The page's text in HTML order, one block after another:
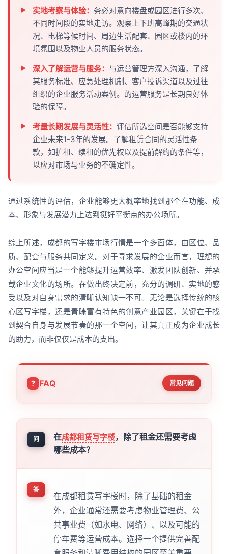
实地考察与体验： 务必对意向楼盘或园区进行多次、
不同时间段的实地走访。观察上下班高峰期的交通状
况、电梯等候时间、周边生活配套、园区或楼内的环
境氛围以及物业人员的服务状态。
深入了解运营与服务： 与运营管理方深入沟通，了解
其服务标准、应急处理机制、客户投诉渠道以及过往
组织的企业服务活动案例。的运营服务是长期良好体
验的保障。
考量长期发展与灵活性： 评估所选空间是否能够支持
企业未来1-3年的发展。了解租赁合同的灵活性条
款，如扩租、续租的优先权以及提前解约的条件等，
以应对市场与业务的不确定性。
通过系统性的评估，企业能够更大概率地找到那个在功能、成
本、形象与发展潜力上达到挺好平衡点的办公场所。
综上所述，成都的写字楼市场行情是一个多面体，由区位、品
质、配套与服务共同定义。对于寻求发展的企业而言，理想的
办公空间应当是一个能够提升运营效率、激发团队创新、并承
载企业文化的场所。在做出终决定前，充分的调研、实地的感
受以及对自身需求的清晰认知缺一不可。无论是选择传统的核
心区写字楼，还是青睐富有特色的创意产业园区，关键在于找
到契合自身与发展节奏的那一个空间，让其真正成为企业成长
的助力，而非仅仅是成本的支出。
FAQ 常见问题
问 在成都租赁写字楼，除了租金还需要考虑
哪些成本？
答
在成都租赁写字楼时，除了基础的租金
外，企业通常还需要考虑物业管理费、公
共事业费（如水电、网络）、以及可能的
停车费等运营成本。选择一个提供完善配